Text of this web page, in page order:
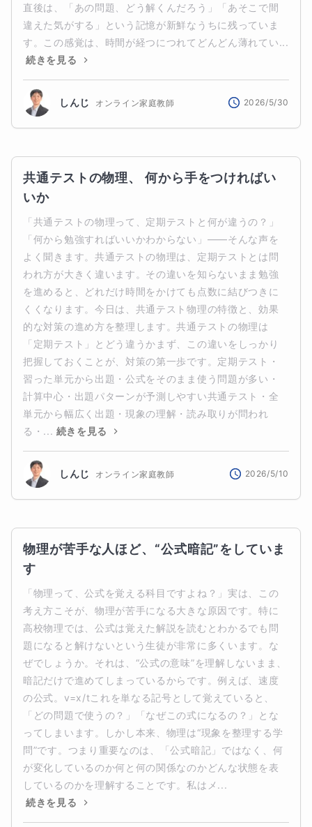
直後は、「あの問題、どう解くんだろう」「あそこで間
違えた気がする」という記憶が新鮮なうちに残っていま
す。この感覚は、時間が経つにつれてどんどん薄れてい...
続きを見る
しんじ オンライン家庭教師 2026/5/30
共通テストの物理、 何から手をつければい
いか
「共通テストの物理って、定期テストと何が違うの？」
「何から勉強すればいいかわからない」——そんな声を
よく聞きます。共通テストの物理は、定期テストとは問
われ方が大きく違います。その違いを知らないまま勉強
を進めると、どれだけ時間をかけても点数に結びつきに
くくなります。今日は、共通テスト物理の特徴と、効果
的な対策の進め方を整理します。共通テストの物理は
「定期テスト」とどう違うかまず、この違いをしっかり
把握しておくことが、対策の第一歩です。定期テスト・
習った単元から出題・公式をそのまま使う問題が多い・
計算中心・出題パターンが予測しやすい共通テスト・全
単元から幅広く出題・現象の理解・読み取りが問われ
る・... 続きを見る
しんじ オンライン家庭教師 2026/5/10
物理が苦手な人ほど、“公式暗記”をしていま
す
「物理って、公式を覚える科目ですよね？」実は、この
考え方こそが、物理が苦手になる大きな原因です。特に
高校物理では、公式は覚えた解説を読むとわかるでも問
題になると解けないという生徒が非常に多くいます。な
ぜでしょうか。それは、“公式の意味”を理解しないまま、
暗記だけで進めてしまっているからです。例えば、速度
の公式。v=x/tこれを単なる記号として覚えていると、
「どの問題で使うの？」「なぜこの式になるの？」とな
ってしまいます。しかし本来、物理は“現象を整理する学
問”です。つまり重要なのは、「公式暗記」ではなく、何
が変化しているのか何と何の関係なのかどんな状態を表
しているのかを理解することです。私はメ...
続きを見る